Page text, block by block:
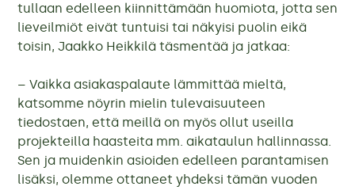
tullaan edelleen kiinnittämään huomiota, jotta sen
lieveilmiöt eivät tuntuisi tai näkyisi puolin eikä
toisin, Jaakko Heikkilä täsmentää ja jatkaa:
– Vaikka asiakaspalaute lämmittää mieltä,
katsomme nöyrin mielin tulevaisuuteen
tiedostaen, että meillä on myös ollut useilla
projekteilla haasteita mm. aikataulun hallinnassa.
Sen ja muidenkin asioiden edelleen parantamisen
lisäksi, olemme ottaneet yhdeksi tämän vuoden